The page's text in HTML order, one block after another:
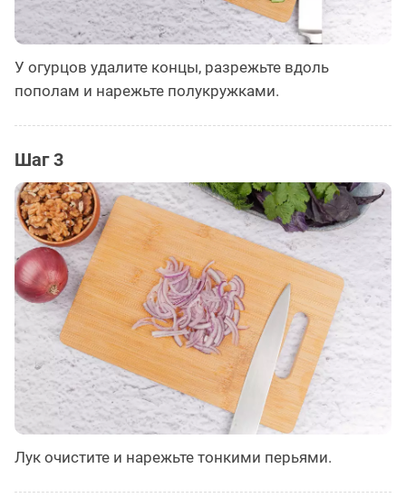
У огурцов удалите концы, разрежьте вдоль
пополам и нарежьте полукружками.
Шаг 3
Лук очистите и нарежьте тонкими перьями.